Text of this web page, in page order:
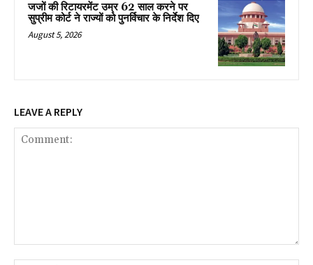
जजों की रिटायरमेंट उम्र 62 साल करने पर
सुप्रीम कोर्ट ने राज्यों को पुनर्विचार के निर्देश दिए
August 5, 2026
LEAVE A REPLY